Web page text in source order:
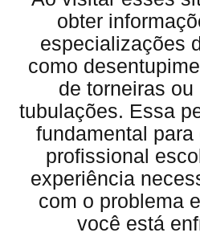
obter
especializações
como
de torneiras ou
tubulações. Essa
fundamental para
profissional
experiência
com o problema
você está